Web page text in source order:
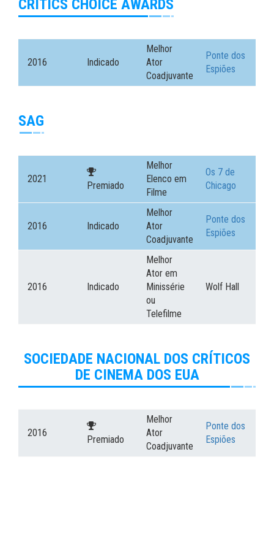
CRITICS CHOICE AWARDS
2016 Indicado
Melhor
Ator
Coadjuvante
Ponte dos
Espiões
SAG
2021
Premiado
Melhor
Elenco em
Filme
Os 7 de
Chicago
2016 Indicado
Melhor
Ator
Coadjuvante
Ponte dos
Espiões
2016 Indicado
Melhor
Ator em
Minissérie
ou
Telefilme
Wolf Hall
SOCIEDADE NACIONAL DOS CRÍTICOS
DE CINEMA DOS EUA
2016
Premiado
Melhor
Ator
Coadjuvante
Ponte dos
Espiões